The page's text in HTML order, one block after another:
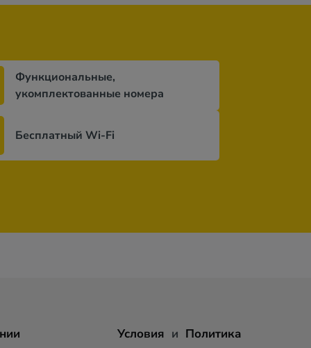
Функциональные,
укомплектованные номера
Бесплатный Wi-Fi
Условия и Политика